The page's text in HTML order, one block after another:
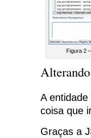
Figura 2
A
coisa que
Graças a